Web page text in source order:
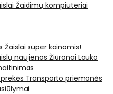
Žaidimų kompiuteriai
Žaislai super kainomis!
naujienos Žiūronai Lauko
Transporto priemonės